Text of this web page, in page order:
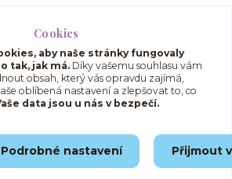
Upravit sběr cookies.
Simply Colours s.r.o., IČO: 02562286, se
334, 783 97, Česká republika.
Cookies
aby naše stránky fungovaly
tak, jak má. Díky vašemu souhlasu vám
obsah, který vás opravdu zajímá,
oblíbená nastavení a zlepšovat to, co
data jsou u nás v bezpečí.
Podrobné nastavení Přijmout